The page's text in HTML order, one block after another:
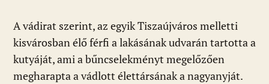
A vádirat szerint, az egyik Tiszaújváros melletti
kisvárosban élő férfi a lakásának udvarán tartotta a
kutyáját, ami a bűncselekményt megelőzően
megharapta a vádlott élettársának a nagyanyját.